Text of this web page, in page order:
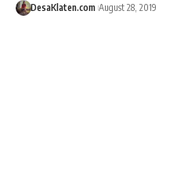
DesaKlaten.com August 28, 2019